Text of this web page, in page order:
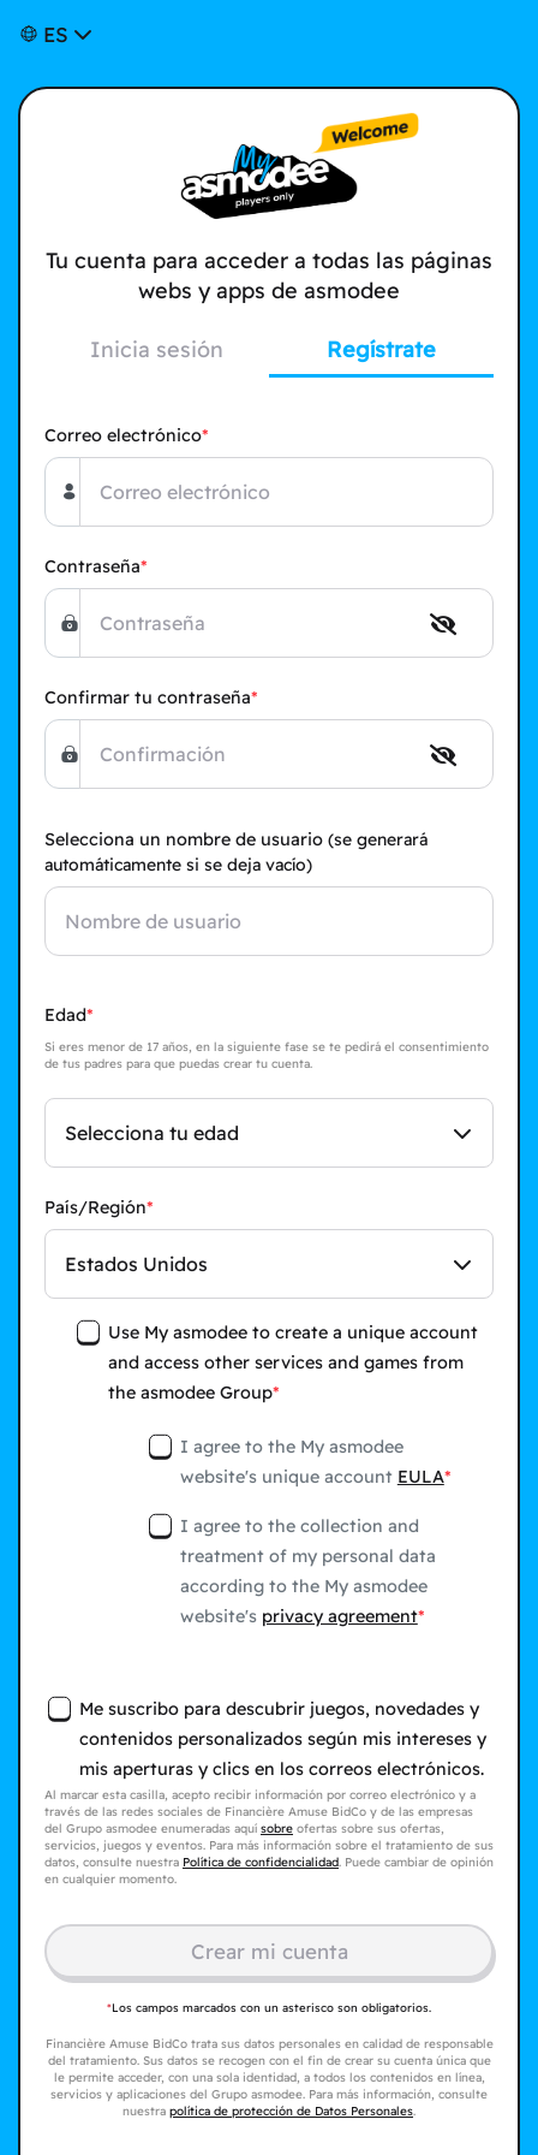
ES
Tu cuenta para acceder a todas las páginas
webs y apps de asmodee
Inicia sesión Regístrate
Correo electrónico
Contraseña
Confirmar tu contraseña
Selecciona un nombre de usuario (se generará
automáticamente si se deja vacío)
Edad
Si eres menor de 17 años, en la siguiente fase se te pedirá el consentimiento
de tus padres para que puedas crear tu cuenta.
Selecciona tu edad
País/Región
Estados Unidos
Use My asmodee to create a unique account
and access other services and games from
the asmodee Group
I agree to the My asmodee
website's unique account EULA
I agree to the collection and
treatment of my personal data
according to the My asmodee
website's privacy agreement
Me suscribo para descubrir juegos, novedades y
contenidos personalizados según mis intereses y
mis aperturas y clics en los correos electrónicos.
Al marcar esta casilla, acepto recibir información por correo electrónico y a
través de las redes sociales de Financière Amuse BidCo y de las empresas
del Grupo asmodee enumeradas aquí sobre ofertas sobre sus ofertas,
servicios, juegos y eventos. Para más información sobre el tratamiento de sus
datos, consulte nuestra Política de confidencialidad. Puede cambiar de opinión
en cualquier momento.
Crear mi cuenta
*Los campos marcados con un asterisco son obligatorios.
Financière Amuse BidCo trata sus datos personales en calidad de responsable
del tratamiento. Sus datos se recogen con el fin de crear su cuenta única que
le permite acceder, con una sola identidad, a todos los contenidos en línea,
servicios y aplicaciones del Grupo asmodee. Para más información, consulte
nuestra política de protección de Datos Personales.